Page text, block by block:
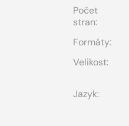
Počet
stran:
Formáty:
Velikost:
Jazyk: